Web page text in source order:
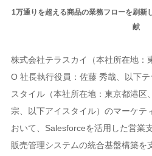
1万通りを超える商品の業務フローを刷新
献
株式会社テラスカイ（本社所在地：
O 社長執行役員：佐藤 秀哉、以下
スタイル（本社所在地：東京都港区
宗、以下アイスタイル）のマーケテ
おいて、Salesforceを活用した営業
販売管理システムの統合基盤構築を